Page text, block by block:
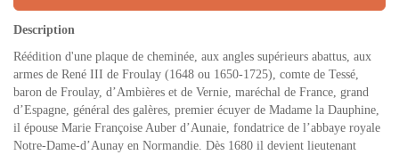
Description
Réédition d'une plaque de cheminée, aux angles supérieurs abattus, aux
armes de René III de Froulay (1648 ou 1650-1725), comte de Tessé,
baron de Froulay, d’Ambières et de Vernie, maréchal de France, grand
d’Espagne, général des galères, premier écuyer de Madame la Dauphine,
il épouse Marie Françoise Auber d’Aunaie, fondatrice de l’abbaye royale
Notre-Dame-d’Aunay en Normandie. Dès 1680 il devient lieutenant